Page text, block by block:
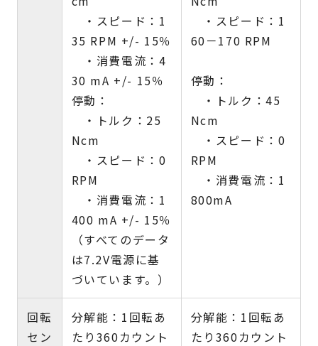
・スピード：1
35 RPM +/- 15％
・消費電流：4
30 mA +/- 15％
停動：
・トルク：25
Ncm
・スピード：0
RPM
・消費電流：1
400 mA +/- 15％
（すべてのデータ
は7.2V電源に基
づいています。）
・スピード：1
60－170 RPM
停動：
・トルク：45
Ncm
・スピード：0
RPM
・消費電流：1
800mA
回転
セン
分解能：1回転あ
たり360カウント
分解能：1回転あ
たり360カウント